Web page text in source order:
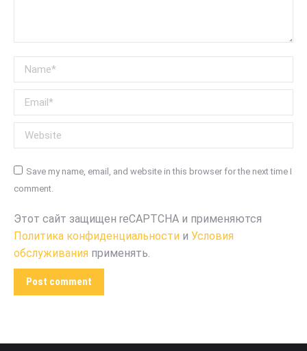
Name *
Email *
Website
Save my name, email, and website in this browser for the next time I
comment.
Этот сайт защищен reCAPTCHA и применяются
Политика конфиденциальности и Условия
обслуживания применять.
Post comment